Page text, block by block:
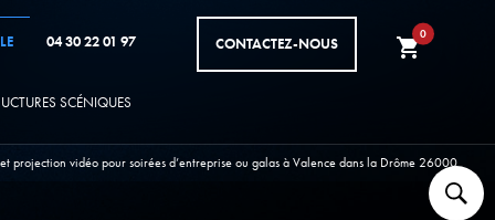
SCÉNIQUES
04 30 22 01 97 CONTACTEZ-NOUS shopping_cart
0
projection vidéo pour soirées d’entreprise ou galas à Valence dans la Drôme 26000